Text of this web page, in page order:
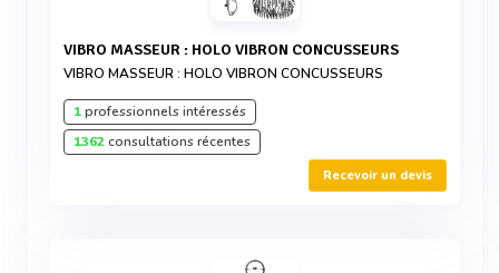
VIBRO MASSEUR : HOLO VIBRON CONCUSSEURS
VIBRO MASSEUR : HOLO VIBRON CONCUSSEURS
1professionnels intéressés
1362consultations récentes
Recevoir un devis